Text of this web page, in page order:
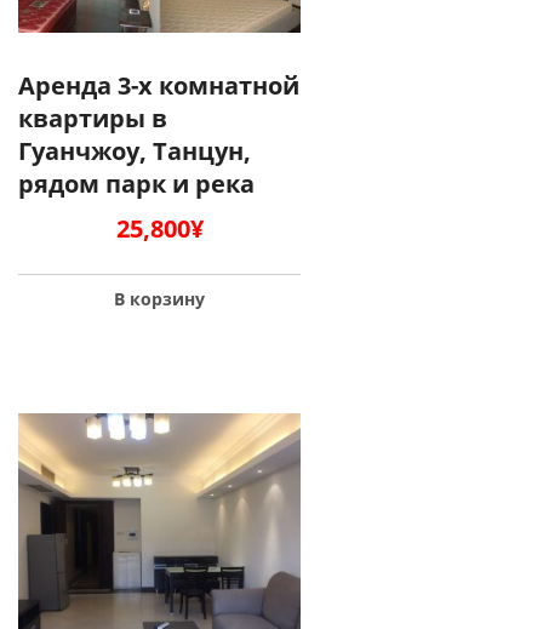
Аренда 3-х комнатной
квартиры в
Гуанчжоу, Танцун,
рядом парк и река
25,800¥
В корзину